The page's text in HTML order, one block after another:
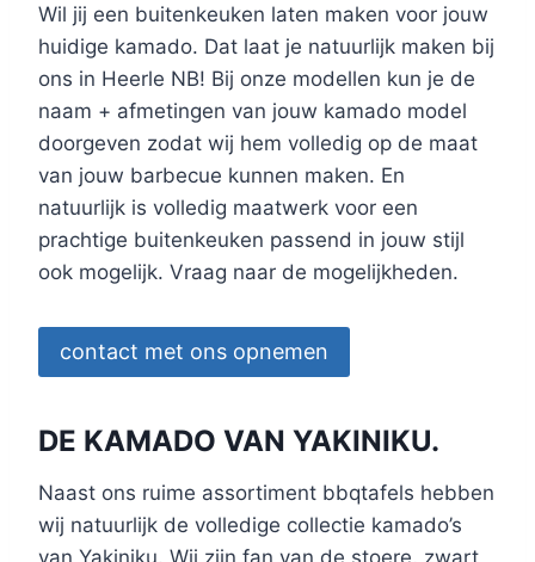
Wil jij een buitenkeuken laten maken voor jouw
huidige kamado. Dat laat je natuurlijk maken bij
ons in Heerle NB! Bij onze modellen kun je de
naam + afmetingen van jouw kamado model
doorgeven zodat wij hem volledig op de maat
van jouw barbecue kunnen maken. En
natuurlijk is volledig maatwerk voor een
prachtige buitenkeuken passend in jouw stijl
ook mogelijk. Vraag naar de mogelijkheden.
contact met ons opnemen
DE KAMADO VAN YAKINIKU.
Naast ons ruime assortiment bbqtafels hebben
wij natuurlijk de volledige collectie kamado’s